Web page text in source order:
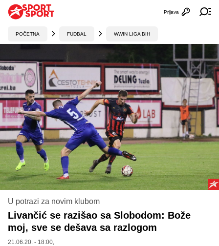
Otvori
Prijava
POČETNA FUDBAL WWIN LIGA BIH
U potrazi za novim klubom
Livančić se razišao sa Slobodom: Bože
moj, sve se dešava sa razlogom
21.06.20. - 18:00,